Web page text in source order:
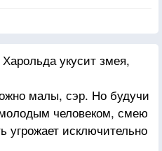
укусит змея,
малы, сэр. Но будучи
человеком, смею
угрожает исключительно